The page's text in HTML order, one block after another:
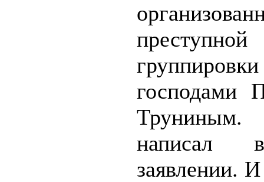
преступной
господами
написал
заявлении.